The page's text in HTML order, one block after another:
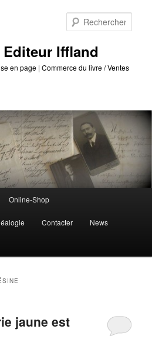
Iffland
en page | Commerce du livre / Ventes
Online-Shop
Contacter News
jaune est